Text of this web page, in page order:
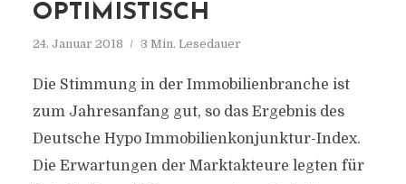
OPTIMISTISCH
24. Januar 2018 3 Min. Lesedauer
Die Stimmung in der Immobilienbranche ist
zum Jahresanfang gut, so das Ergebnis des
Deutsche Hypo Immobilienkonjunktur-Index.
Die Erwartungen der Marktakteure legten für